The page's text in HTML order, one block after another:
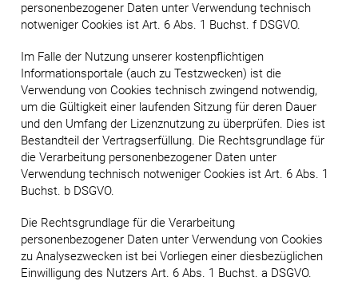
personenbezogener Daten unter Verwendung technisch
notweniger Cookies ist Art. 6 Abs. 1 Buchst. f DSGVO.
Im Falle der Nutzung unserer kostenpflichtigen
Informationsportale (auch zu Testzwecken) ist die
Verwendung von Cookies technisch zwingend notwendig,
um die Gültigkeit einer laufenden Sitzung für deren Dauer
und den Umfang der Lizenznutzung zu überprüfen. Dies ist
Bestandteil der Vertragserfüllung. Die Rechtsgrundlage für
die Verarbeitung personenbezogener Daten unter
Verwendung technisch notweniger Cookies ist Art. 6 Abs. 1
Buchst. b DSGVO.
Die Rechtsgrundlage für die Verarbeitung
personenbezogener Daten unter Verwendung von Cookies
zu Analysezwecken ist bei Vorliegen einer diesbezüglichen
Einwilligung des Nutzers Art. 6 Abs. 1 Buchst. a DSGVO.